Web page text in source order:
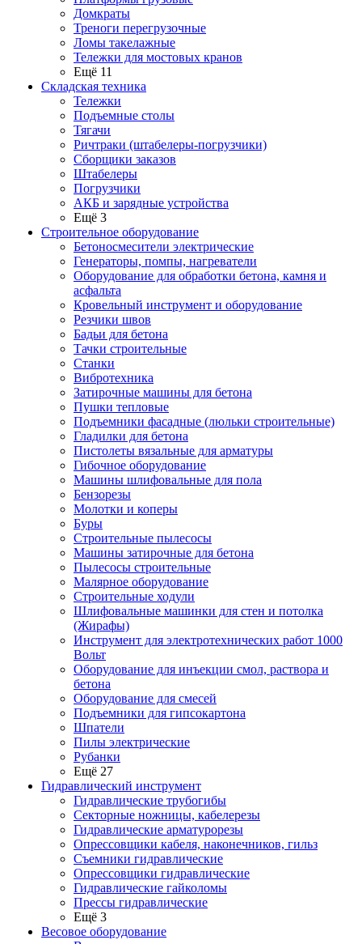
Домкраты
Треноги перегрузочные
Ломы такелажные
Тележки для мостовых кранов
Ещё 11
Складская техника
Тележки
Подъемные столы
Тягачи
Ричтраки (штабелеры-погрузчики)
Сборщики заказов
Штабелеры
Погрузчики
АКБ и зарядные устройства
Ещё 3
Строительное оборудование
Бетоносмесители электрические
Генераторы, помпы, нагреватели
Оборудование для обработки бетона, камня и
асфальта
Кровельный инструмент и оборудование
Резчики швов
Бадьи для бетона
Тачки строительные
Станки
Вибротехника
Затирочные машины для бетона
Пушки тепловые
Подъемники фасадные (люльки строительные)
Гладилки для бетона
Пистолеты вязальные для арматуры
Гибочное оборудование
Машины шлифовальные для пола
Бензорезы
Молотки и коперы
Буры
Строительные пылесосы
Машины затирочные для бетона
Пылесосы строительные
Малярное оборудование
Строительные ходули
Шлифовальные машинки для стен и потолка
(Жирафы)
Инструмент для электротехнических работ 1000
Вольт
Оборудование для инъекции смол, раствора и
бетона
Оборудование для смесей
Подъемники для гипсокартона
Шпатели
Пилы электрические
Рубанки
Ещё 27
Гидравлический инструмент
Гидравлические трубогибы
Секторные ножницы, кабелерезы
Гидравлические арматурорезы
Опрессовщики кабеля, наконечников, гильз
Съемники гидравлические
Опрессовщики гидравлические
Гидравлические гайколомы
Прессы гидравлические
Ещё 3
Весовое оборудование